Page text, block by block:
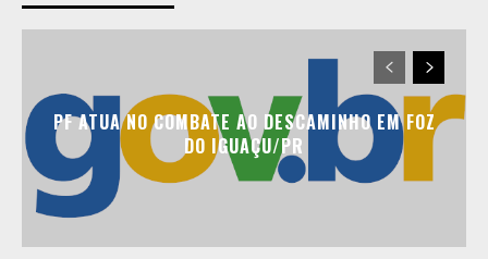
PF ATUA NO COMBATE AO DESCAMINHO EM FOZ
DO IGUAÇU/PR